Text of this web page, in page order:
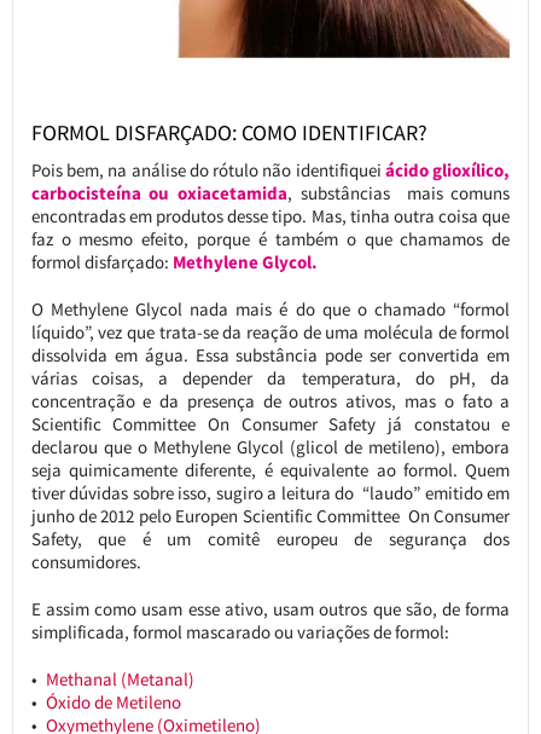
FORMOL DISFARÇADO: COMO IDENTIFICAR?
Pois bem, na análise do rótulo não identifiquei ácido glioxílico,
carbocisteína ou oxiacetamida, substâncias mais comuns
encontradas em produtos desse tipo. Mas, tinha outra coisa que
faz o mesmo efeito, porque é também o que chamamos de
formol disfarçado: Methylene Glycol.
O Methylene Glycol nada mais é do que o chamado “formol
líquido”, vez que trata-se da reação de uma molécula de formol
dissolvida em água. Essa substância pode ser convertida em
várias coisas, a depender da temperatura, do pH, da
concentração e da presença de outros ativos, mas o fato a
Scientific Committee On Consumer Safety já constatou e
declarou que o Methylene Glycol (glicol de metileno), embora
seja quimicamente diferente, é equivalente ao formol. Quem
tiver dúvidas sobre isso, sugiro a leitura do “laudo” emitido em
junho de 2012 pelo Europen Scientific Committee On Consumer
Safety, que é um comitê europeu de segurança dos
consumidores.
E assim como usam esse ativo, usam outros que são, de forma
simplificada, formol mascarado ou variações de formol:
Methanal (Metanal)
Óxido de Metileno
Oxymethylene (Oximetileno)